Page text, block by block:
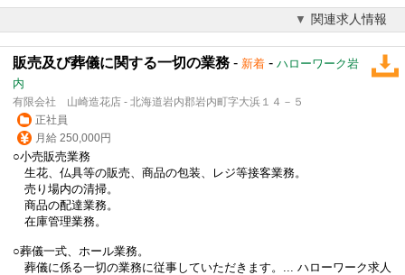
関連求人情報
販売及び葬儀に関する一切の業務 - 新着 - ハローワーク岩
内
有限会社 山崎造花店 - 北海道岩内郡岩内町字大浜１４－５
正社員
月給 250,000円
○小売販売業務
生花、仏具等の販売、商品の包装、レジ等接客業務。
売り場内の清掃。
商品の配達業務。
在庫管理業務。
○葬儀一式、ホール業務。
葬儀に係る一切の業務に従事していただきます。... ハローワーク求人